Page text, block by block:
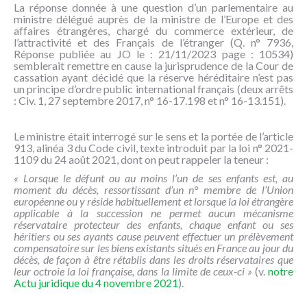
La réponse donnée à une question d’un parlementaire au
ministre délégué auprès de la ministre de l’Europe et des
affaires étrangères, chargé du commerce extérieur, de
l’attractivité et des Français de l’étranger (Q. n° 7936,
Réponse publiée au JO le : 21/11/2023 page : 10534)
semblerait remettre en cause la jurisprudence de la Cour de
cassation ayant décidé que la réserve héréditaire n’est pas
un principe d’ordre public international français (deux arrêts
: Civ. 1, 27 septembre 2017, n° 16-17.198 et n° 16-13.151).
Le ministre était interrogé sur le sens et la portée de l’article
913, alinéa 3 du Code civil, texte introduit par la loi n° 2021-
1109 du 24 août 2021, dont on peut rappeler la teneur :
« Lorsque le défunt ou au moins l’un de ses enfants est, au
moment du décès, ressortissant d’un n° membre de l’Union
européenne ou y réside habituellement et lorsque la loi étrangère
applicable à la succession ne permet aucun mécanisme
réservataire protecteur des enfants, chaque enfant ou ses
héritiers ou ses ayants cause peuvent effectuer un prélèvement
compensatoire sur les biens existants situés en France au jour du
décès, de façon à être rétablis dans les droits réservataires que
leur octroie la loi française, dans la limite de ceux-ci » (v.notre
Actu juridique du 4 novembre 2021).